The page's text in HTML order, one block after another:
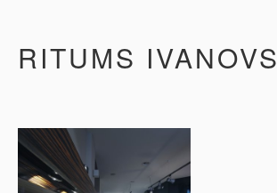
RITUMS IVANOVS